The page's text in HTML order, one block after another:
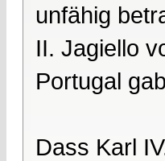
unfähig
II. Jagiello
Portugal
Dass Karl